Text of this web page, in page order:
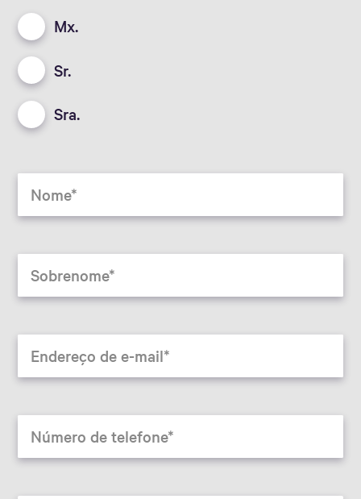
Mx.
Sr.
Sra.
Nome
Sobrenome
Endereço de e-mail
Número de telefone